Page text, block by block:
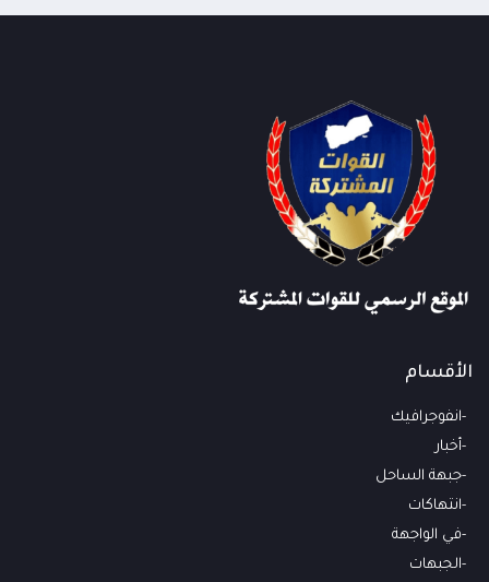
الأقسام
انفوجرافيك
أخبار
جبهة الساحل
انتهاكات
في الواجهة
الجبهات